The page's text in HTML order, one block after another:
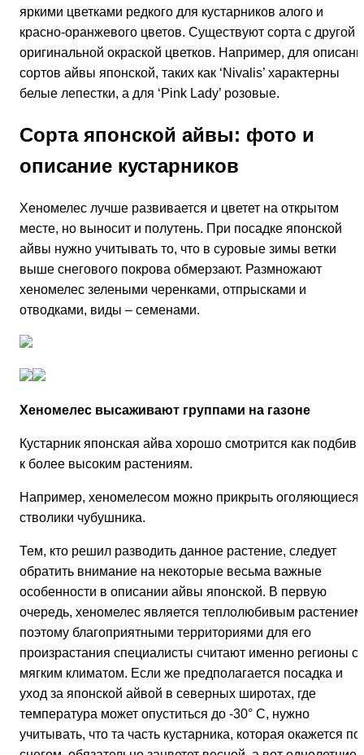
яркими цветками редкого для кустарников алого и
красно-оранжевого цветов. Существуют сорта с другой
оригинальной окраской цветков. Например, для
сортов айвы японской, таких как ‘Nivalis’ характерны
белые лепестки, а для ‘Pink Lady’ розовые.
Сорта японской айвы: фото и
описание кустарников
Хеномелес лучше развивается и цветет на открытом
месте, но выносит и полутень. При посадке японской
айвы нужно учитывать то, что в суровые зимы ветки
выше снегового покрова обмерзают. Размножают
хеномелес зелеными черенками, отпрысками и
отводками, виды – семенами.
Хеномелес высаживают группами на газоне
Кустарник японская айва хорошо смотрится как
к более высоким растениям.
Например, хеномелесом можно прикрыть оголяющиеся
стволики чубушника.
Тем, кто решил разводить данное растение, следует
обратить внимание на некоторые весьма важные
особенности в описании айвы японской. В первую
очередь, хеномелес является теплолюбивым
поэтому благоприятными территориями для его
произрастания специалисты считают именно регионы с
мягким климатом. Если же предполагается посадка и
уход за японской айвой в северных широтах, где
температура может опуститься до -30° С, нужно
учитывать, что та часть кустарника, которая окажется